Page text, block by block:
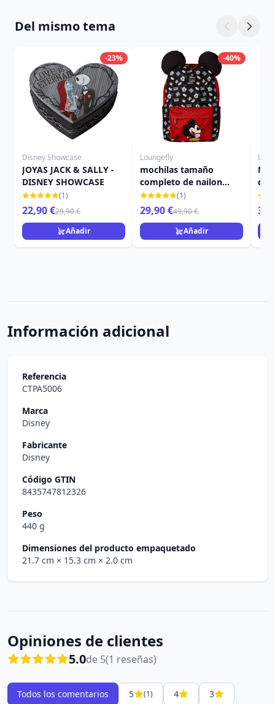
Del mismo tema
-23%
Disney Showcase
JOYAS JACK & SALLY -
DISNEY SHOWCASE
(1)
22,90 €29,90 €
Añadir
-40%
Loungefly
mochilas tamaño
completo de nailon
Mickey - Disney
Loungefly
(1)
29,90 €49,90 €
Añadir
Información adicional
Referencia
CTPA5006
Marca
Disney
Fabricante
Disney
Código GTIN
8435747812326
Peso
440 g
Dimensiones del producto empaquetado
21.7 cm × 15.3 cm × 2.0 cm
Opiniones de clientes
5.0de 5(1 reseñas)
Todos los comentarios 5 (1) 4
3